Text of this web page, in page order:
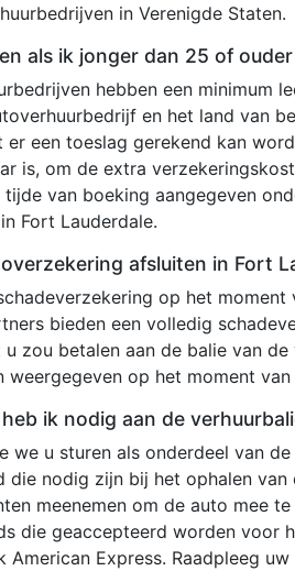
in Verenigde Staten.
als ik jonger dan 25 of
hebben een minimum
en het land van
een toeslag gerekend kan
is, om de extra
van boeking aangegeven
Fort Lauderdale.
afsluiten in Fort
op het
bieden een volledig
zou betalen aan de balie van
weergegeven op het moment
ik nodig aan de
we u sturen als onderdeel van
die nodig zijn bij het ophalen
meenemen om de auto mee
die geaccepteerd worden voor
American Express. Raadpleeg